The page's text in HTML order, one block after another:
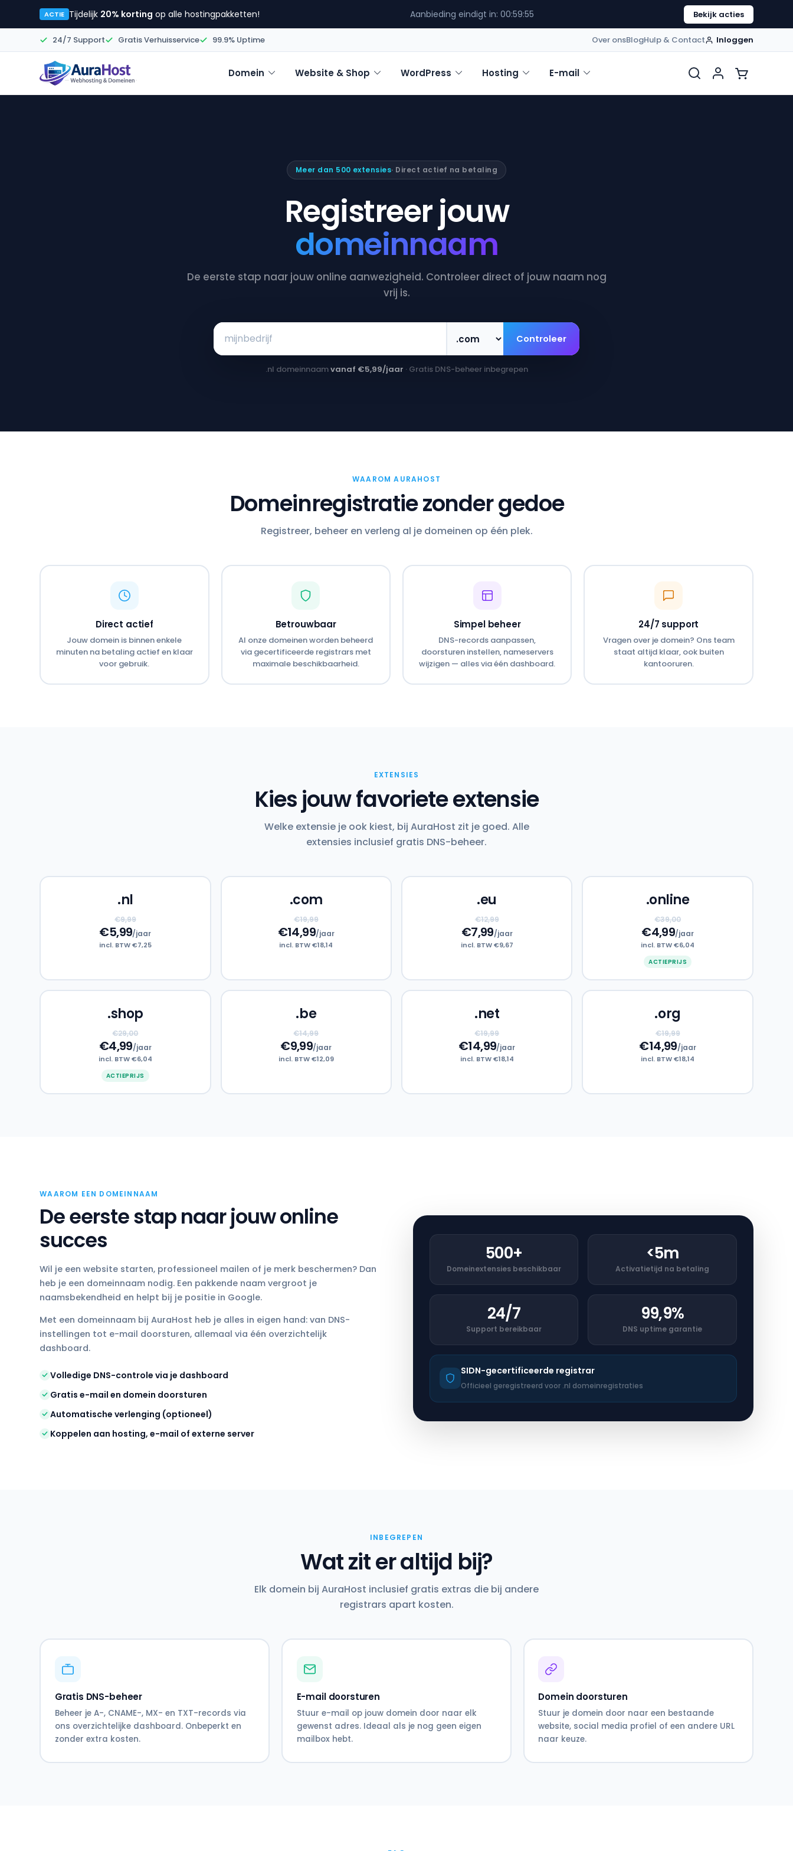
ACTIE Tijdelijk 20% korting op alle hostingpakketten! Aanbieding eindigt in: 00:59:54 Bekijk acties
24/7 Support Gratis Verhuisservice 99.9% Uptime Over onsBlogHulp & Contact Inloggen
Domein Website & Shop WordPress Hosting E-mail
Meer dan 500 extensies· Direct actief na betaling
Registreer jouw
domeinnaam
De eerste stap naar jouw online aanwezigheid. Controleer direct of jouw naam nog
vrij is.
Controleer
.nl domeinnaamvanaf €5,99/jaar · Gratis DNS-beheer inbegrepen
WAAROM AURAHOST
Domeinregistratie zonder gedoe
Registreer, beheer en verleng al je domeinen op één plek.
Direct actief
Jouw domein is binnen enkele
minuten na betaling actief en klaar
voor gebruik.
Betrouwbaar
Al onze domeinen worden beheerd
via gecertificeerde registrars met
maximale beschikbaarheid.
Simpel beheer
DNS-records aanpassen,
doorsturen instellen, nameservers
wijzigen — alles via één dashboard.
24/7 support
Vragen over je domein? Ons team
staat altijd klaar, ook buiten
kantooruren.
EXTENSIES
Kies jouw favoriete extensie
Welke extensie je ook kiest, bij AuraHost zit je goed. Alle
extensies inclusief gratis DNS-beheer.
.nl
€9,99
€5,99/jaar
incl. BTW €7,25
.com
€19,99
€14,99/jaar
incl. BTW €18,14
.eu
€12,99
€7,99/jaar
incl. BTW €9,67
.online
€39,00
€4,99/jaar
incl. BTW €6,04
ACTIEPRIJS
.shop
€29,00
€4,99/jaar
incl. BTW €6,04
ACTIEPRIJS
.be
€14,99
€9,99/jaar
incl. BTW €12,09
.net
€19,99
€14,99/jaar
incl. BTW €18,14
.org
€19,99
€14,99/jaar
incl. BTW €18,14
WAAROM EEN DOMEINNAAM
De eerste stap naar jouw online
succes
Wil je een website starten, professioneel mailen of je merk beschermen? Dan
heb je een domeinnaam nodig. Een pakkende naam vergroot je
naamsbekendheid en helpt bij je positie in Google.
Met een domeinnaam bij AuraHost heb je alles in eigen hand: van DNS-
instellingen tot e-mail doorsturen, allemaal via één overzichtelijk
dashboard.
Volledige DNS-controle via je dashboard
Gratis e-mail en domein doorsturen
Automatische verlenging (optioneel)
Koppelen aan hosting, e-mail of externe server
500+
Domein­extensies beschikbaar
<5m
Activatie­tijd na betaling
24/7
Support bereikbaar
99,9%
DNS uptime garantie
SIDN-gecertificeerde registrar
Officieel geregistreerd voor .nl domeinregistraties
INBEGREPEN
Wat zit er altijd bij?
Elk domein bij AuraHost inclusief gratis extras die bij andere
registrars apart kosten.
Gratis DNS-beheer
Beheer je A-, CNAME-, MX- en TXT-records via
ons overzichtelijke dashboard. Onbeperkt en
zonder extra kosten.
E-mail doorsturen
Stuur e-mail op jouw domein door naar elk
gewenst adres. Ideaal als je nog geen eigen
mailbox hebt.
Domein doorsturen
Stuur je domein door naar een bestaande
website, social media profiel of een andere URL
naar keuze.